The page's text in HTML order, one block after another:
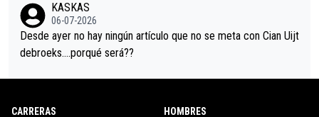
eta, a ver si por querer poner a Del Toro con calzador en posi
ción de podio UAE y Pojacar se van complicar el tour.
KASKAS
06-07-2026
Desde ayer no hay ningún artículo que no se meta con Cian Uijt
debroeks….porqué será??
CARRERAS HOMBRES